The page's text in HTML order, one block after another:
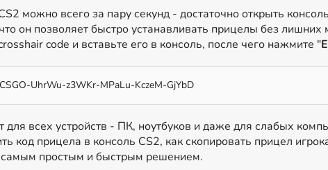
можно всего за пару секунд - достаточно открыть
он позволяет быстро устанавливать прицелы без
code и вставьте его в консоль, после чего нажмите "
UhrWu-z3WKr-MPaLu-KczeM-GjYbD
для всех устройств - ПК, ноутбуков и даже для слабых
код прицела в консоль CS2, как скопировать прицел
самым простым и быстрым решением.